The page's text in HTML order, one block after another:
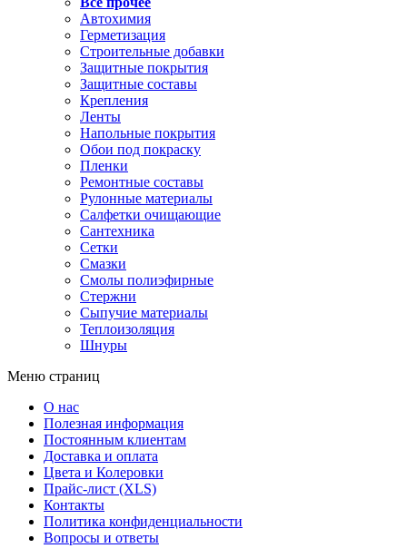
Автохимия
Герметизация
Строительные добавки
Защитные покрытия
Защитные составы
Крепления
Ленты
Напольные покрытия
Обои под покраску
Пленки
Ремонтные составы
Рулонные материалы
Салфетки очищающие
Сантехника
Сетки
Смазки
Смолы полиэфирные
Стержни
Сыпучие материалы
Теплоизоляция
Шнуры
Меню страниц
О нас
Полезная информация
Постоянным клиентам
Доставка и оплата
Цвета и Колеровки
Прайс-лист (XLS)
Контакты
Политика конфиденциальности
Вопросы и ответы